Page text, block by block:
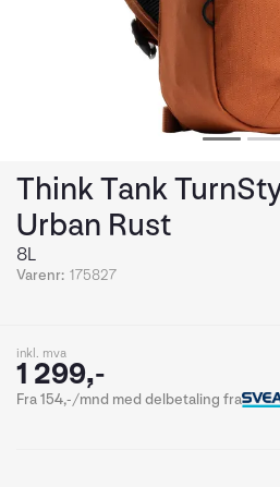
Think Tank
Urban Rust
8L
Varenr: 175827
inkl. mva
1 299,-
Fra 154,-/mnd med delbetaling fra